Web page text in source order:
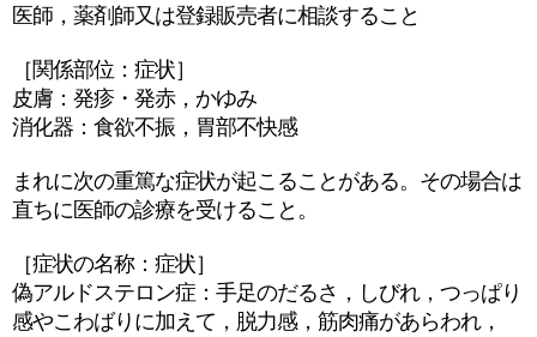
医師，薬剤師又は登録販売者に相談すること
［関係部位：症状］
皮膚：発疹・発赤，かゆみ
消化器：食欲不振，胃部不快感
まれに次の重篤な症状が起こることがある。その場合は
直ちに医師の診療を受けること。
［症状の名称：症状］
偽アルドステロン症：手足のだるさ，しびれ，つっぱり
感やこわばりに加えて，脱力感，筋肉痛があらわれ，